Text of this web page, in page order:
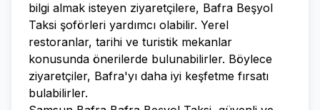
bilgi almak isteyen ziyaretçilere, Bafra Beşyol
Taksi şoförleri yardımcı olabilir. Yerel
restoranlar, tarihi ve turistik mekanlar
konusunda önerilerde bulunabilirler. Böylece
ziyaretçiler, Bafra'yı daha iyi keşfetme fırsatı
bulabilirler.